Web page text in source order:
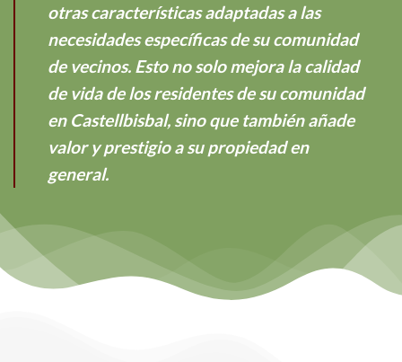
otras características adaptadas a las
necesidades específicas de su comunidad
de vecinos. Esto no solo mejora la calidad
de vida de los residentes de su comunidad
en Castellbisbal, sino que también añade
valor y prestigio a su propiedad en
general.